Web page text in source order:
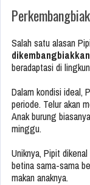
Salah satu alasan
dikembangbiakkan
beradaptasi di
Dalam kondisi ideal,
periode. Telur akan
Anak burung
minggu.
Uniknya, Pipit
betina sama-sama
makan anaknya.